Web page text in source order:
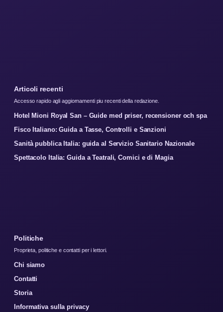
Articoli recenti
Accesso rapido agli aggiornamenti piu recenti della redazione.
Hotel Mioni Royal San – Guide med priser, recensioner och spa
Fisco Italiano: Guida a Tasse, Controlli e Sanzioni
Sanità pubblica Italia: guida al Servizio Sanitario Nazionale
Spettacolo Italia: Guida a Teatrali, Comici e di Magia
Politiche
Proprieta, politiche e contatti per i lettori.
Chi siamo
Contatti
Storia
Informativa sulla privacy